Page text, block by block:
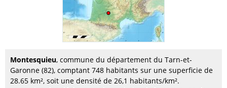
Montesquieu, commune du département du Tarn-et-
Garonne (82), comptant 748 habitants sur une superficie de
28.65 km², soit une densité de 26,1 habitants/km².